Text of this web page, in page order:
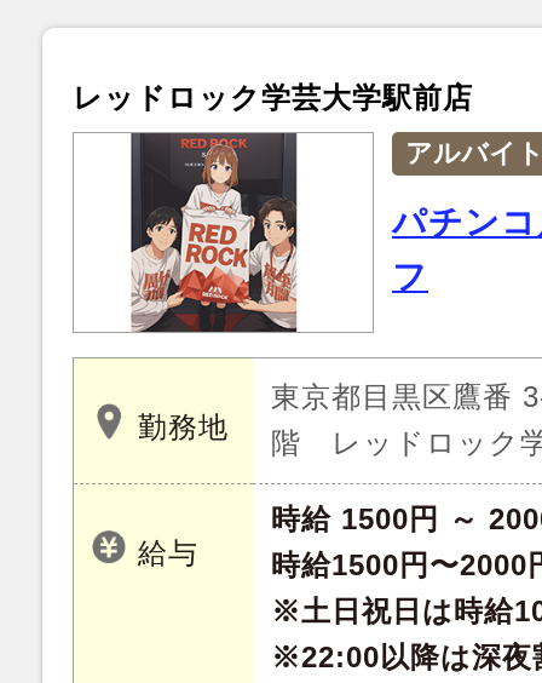
レッドロック学芸大学駅前店
アルバイ
パチン
フ
勤務地
東京都目黒区鷹番
階 レッドロック
給与
時給 1500円 ～
時給1500円〜2000
※土日祝日は時給
※22:00以降は深夜